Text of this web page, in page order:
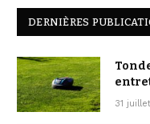
DERNIÈRES
31